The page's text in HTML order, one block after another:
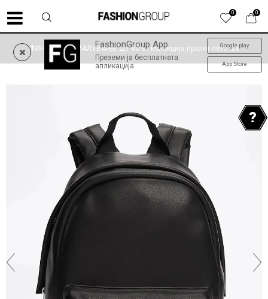
0
0
FashionGroup App
Преземи ја бесплатната
апликација
Google play
App Store
ФИНАЛНО НАМАЛУВАЊЕ до -60% | колекција пролет-лето '26